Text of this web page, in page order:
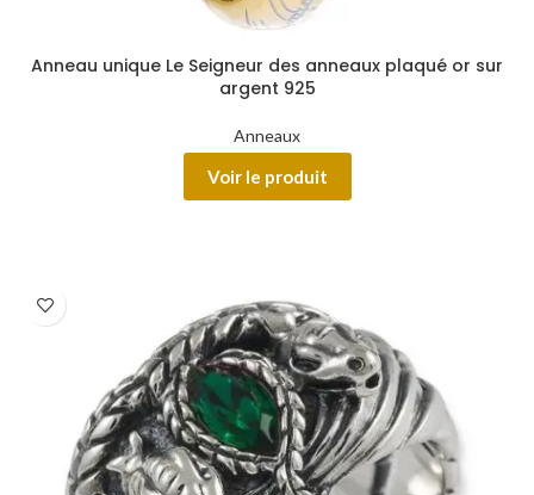
Anneau unique Le Seigneur des anneaux plaqué or sur
argent 925
Anneaux
Voir le produit